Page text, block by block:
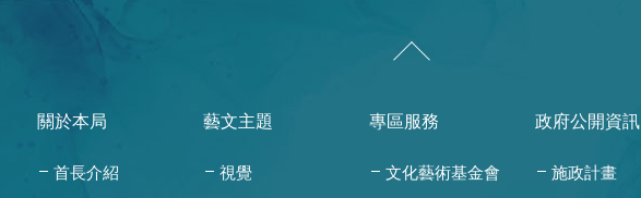
關於本局
首長介紹
藝文主題
視覺
專區服務
文化藝術基金會
政府公開資訊
施政計畫